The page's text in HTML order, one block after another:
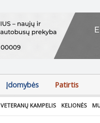
Įdomybės Patirtis
VETERANŲ KAMPELIS KELIONĖS